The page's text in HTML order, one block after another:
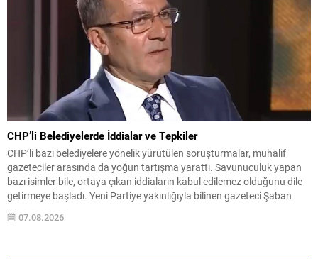
CHP’li Belediyelerde İddialar ve Tepkiler
CHP’li bazı belediyelere yönelik yürütülen soruşturmalar, muhalif
gazeteciler arasında da yoğun tartışma yarattı. Savunuculuk yapan
bazı isimler bile, ortaya çıkan iddiaların kabul edilemez olduğunu dile
getirmeye başladı. Yeni Partiye yakınlığıyla bilinen gazeteci Şaban
Sevinç, sosyal medya yayınında belediyelere ilişkin iddiaları ve
meslektaşlarının tepkilerini aktardı. Sevinç, Uşak Belediye Başkanı
07.08.2026